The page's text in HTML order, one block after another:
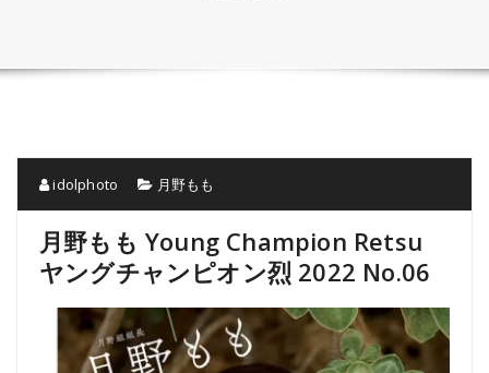
idolphoto 月野もも
月野もも Young Champion Retsu
ヤングチャンピオン烈 2022 No.06